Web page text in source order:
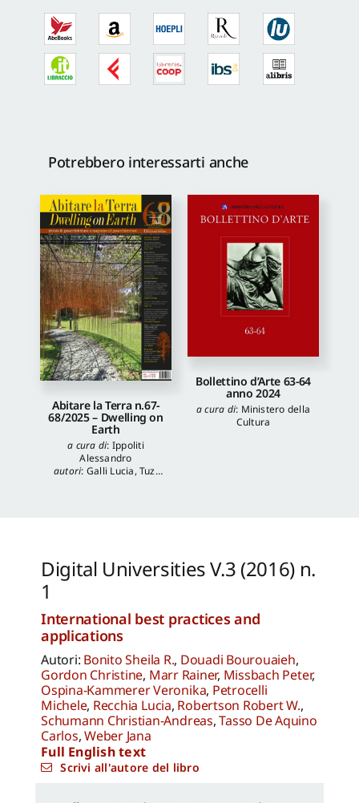
Potrebbero interessarti anche
Abitare la Terra n.67-
68/2025 – Dwelling on
Earth
a cura di: Ippoliti
Alessandro
autori: Galli Lucia,Tuzi
Bollettino d’Arte 63-64
anno 2024
a cura di: Ministero della
Cultura
Digital Universities V.3 (2016) n.
1
International best practices and
applications
Autori: Bonito Sheila R., Douadi Bourouaieh,
Gordon Christine, Marr Rainer, Missbach Peter,
Ospina-Kammerer Veronika, Petrocelli
Michele, Recchia Lucia, Robertson Robert W.,
Schumann Christian-Andreas,Tasso De Aquino
Carlos,Weber Jana
Full English text
Scrivi all'autore del libro